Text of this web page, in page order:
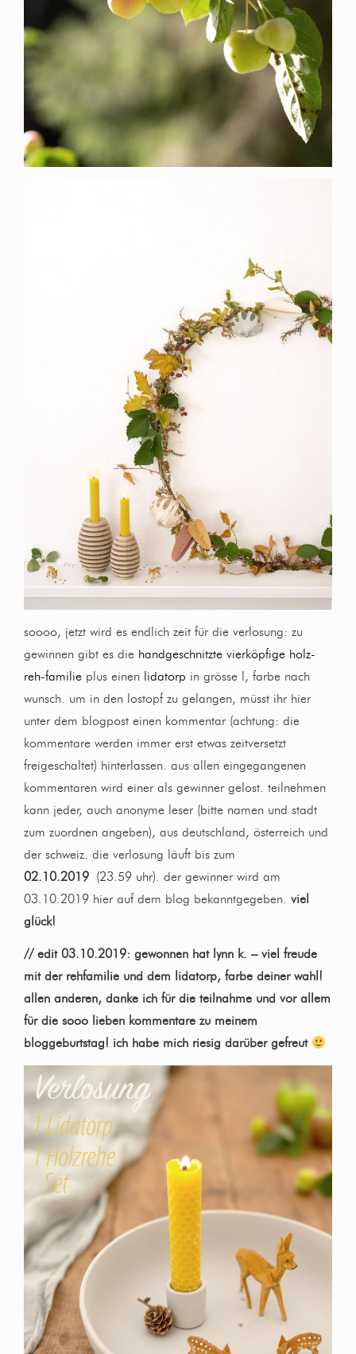
soooo, jetzt wird es endlich zeit für die verlosung: zu
gewinnen gibt es die handgeschnitzte vierköpfige holz-
reh-familie plus einen lidatorp in grösse l, farbe nach
wunsch. um in den lostopf zu gelangen, müsst ihr hier
unter dem blogpost einen kommentar (achtung: die
kommentare werden immer erst etwas zeitversetzt
freigeschaltet) hinterlassen. aus allen eingegangenen
kommentaren wird einer als gewinner gelost. teilnehmen
kann jeder, auch anonyme leser (bitte namen und stadt
zum zuordnen angeben), aus deutschland, österreich und
der schweiz. die verlosung läuft bis zum
02.10.2019 (23.59 uhr). der gewinner wird am
03.10.2019 hier auf dem blog bekanntgegeben. viel
glück!
// edit 03.10.2019: gewonnen hat lynn k. – viel freude
mit der rehfamilie und dem lidatorp, farbe deiner wahl!
allen anderen, danke ich für die teilnahme und vor allem
für die sooo lieben kommentare zu meinem
bloggeburtstag! ich habe mich riesig darüber gefreut